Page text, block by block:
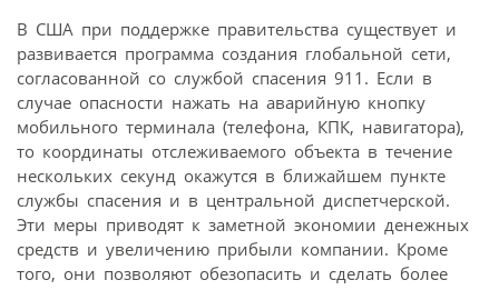
В США при поддержке правительства существует и
развивается программа создания глобальной сети,
согласованной со службой спасения 911. Если в
случае опасности нажать на аварийную кнопку
мобильного терминала (телефона, КПК, навигатора),
то координаты отслеживаемого объекта в течение
нескольких секунд окажутся в ближайшем пункте
службы спасения и в центральной диспетчерской.
Эти меры приводят к заметной экономии денежных
средств и увеличению прибыли компании. Кроме
того, они позволяют обезопасить и сделать более